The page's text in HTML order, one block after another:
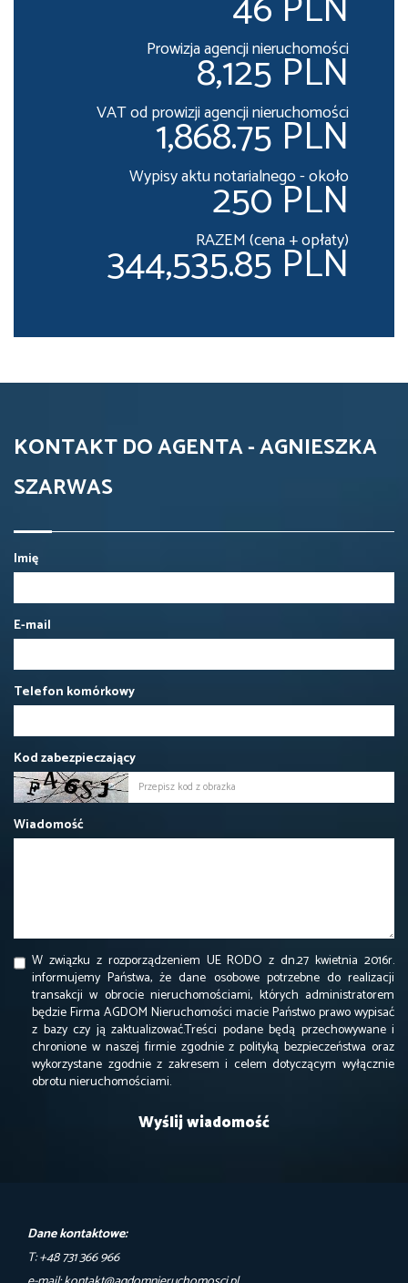
Prowizja agencji nieruchomości
8,125 PLN
VAT od prowizji agencji nieruchomości
1,868.75 PLN
Wypisy aktu notarialnego - około
250 PLN
RAZEM (cena + opłaty)
344,535.85 PLN
KONTAKT DO AGENTA - AGNIESZKA
SZARWAS
Imię
E-mail
Telefon komórkowy
Kod zabezpieczający
Wiadomość
W związku z rozporządzeniem UE RODO z dn.27 kwietnia 2016r.
informujemy Państwa, że dane osobowe potrzebne do realizacji
transakcji w obrocie nieruchomościami, których administratorem
będzie Firma AGDOM Nieruchomości macie Państwo prawo wypisać
z bazy czy ją zaktualizować.Treści podane będą przechowywane i
chronione w naszej firmie zgodnie z polityką bezpieczeństwa oraz
wykorzystane zgodnie z zakresem i celem dotyczącym wyłącznie
obrotu nieruchomościami.
Dane kontaktowe:
T: +48 731 366 966